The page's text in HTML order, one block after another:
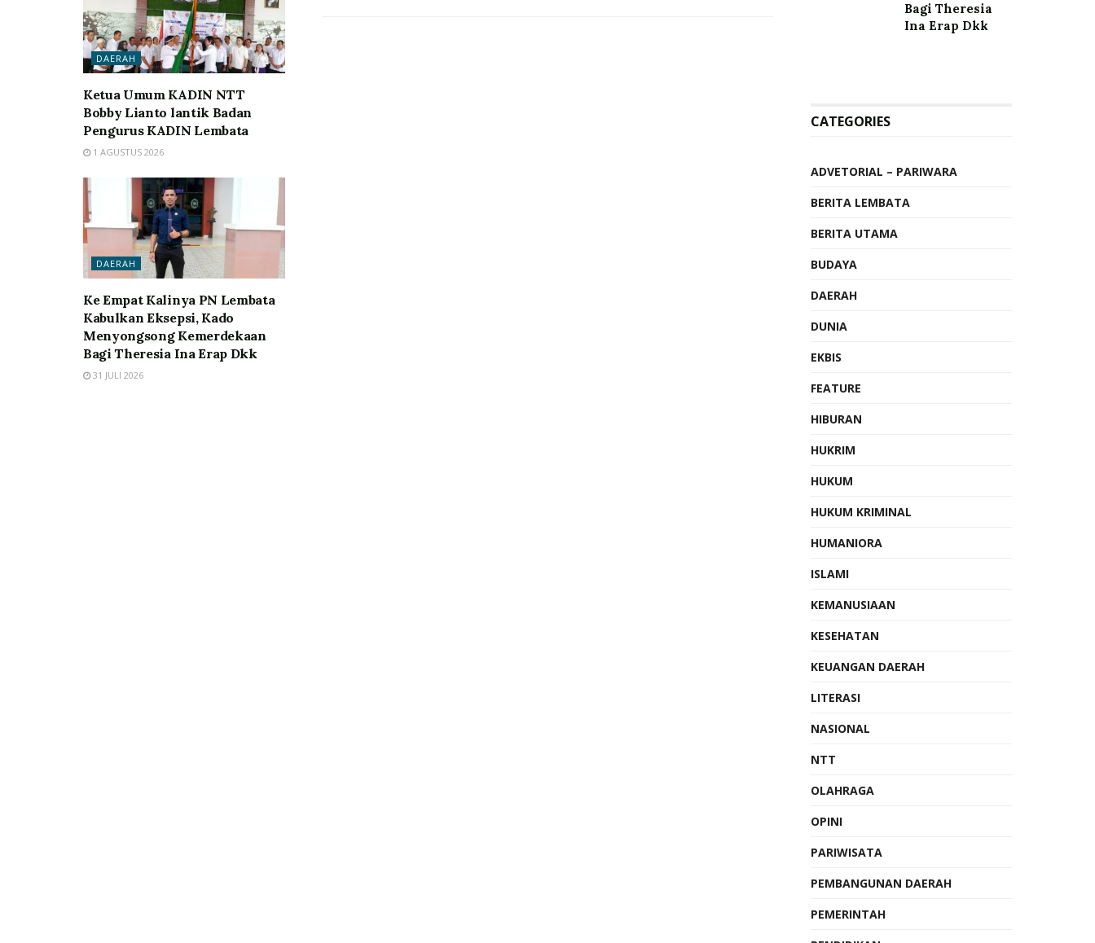
DAERAH
Ketua Umum KADIN NTT
Bobby Lianto lantik Badan
Pengurus KADIN Lembata
1 AGUSTUS 2026
DAERAH
Ke Empat Kalinya PN Lembata
Kabulkan Eksepsi, Kado
Menyongsong Kemerdekaan
Bagi Theresia Ina Erap Dkk
31 JULI 2026
Bagi Theresia
Ina Erap Dkk
CATEGORIES
ADVETORIAL – PARIWARA
BERITA LEMBATA
BERITA UTAMA
BUDAYA
DAERAH
DUNIA
EKBIS
FEATURE
HIBURAN
HUKRIM
HUKUM
HUKUM KRIMINAL
HUMANIORA
ISLAMI
KEMANUSIAAN
KESEHATAN
KEUANGAN DAERAH
LITERASI
NASIONAL
NTT
OLAHRAGA
OPINI
PARIWISATA
PEMBANGUNAN DAERAH
PEMERINTAH